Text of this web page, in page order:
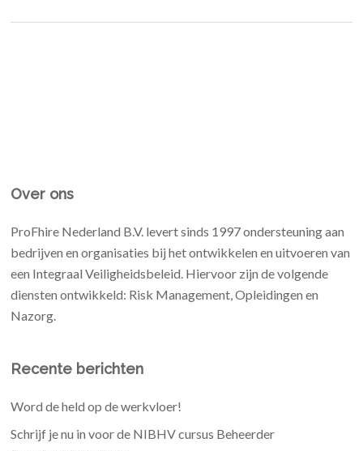
Over ons
ProFhire Nederland B.V. levert sinds 1997 ondersteuning aan
bedrijven en organisaties bij het ontwikkelen en uitvoeren van
een Integraal Veiligheidsbeleid. Hiervoor zijn de volgende
diensten ontwikkeld: Risk Management, Opleidingen en
Nazorg.
Recente berichten
Word de held op de werkvloer!
Schrijf je nu in voor de NIBHV cursus Beheerder